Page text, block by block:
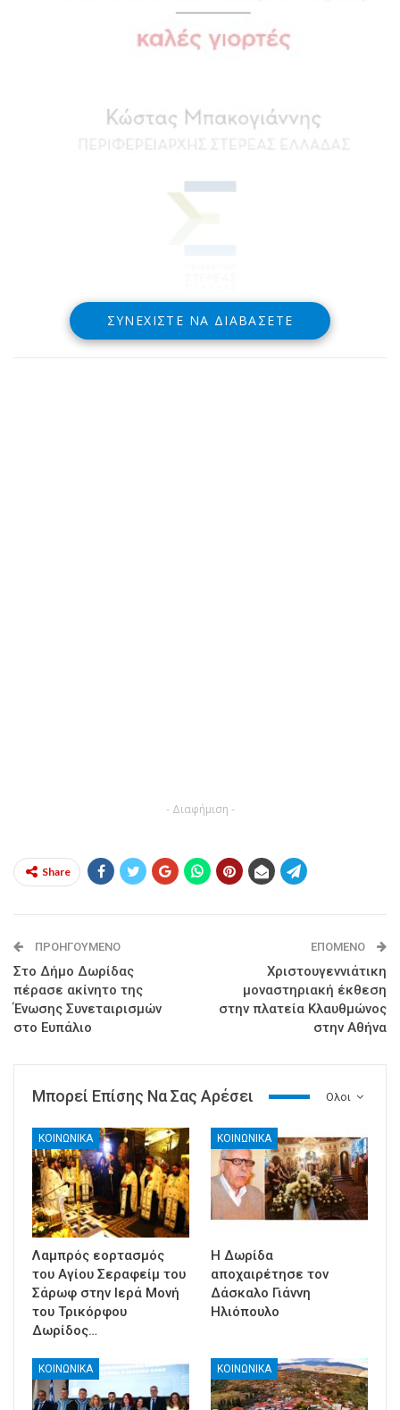
ΣΥΝΕΧΊΣΤΕ ΝΑ ΔΙΑΒΆΣΕΤΕ
- Διαφήμιση -
Share
ΠΡΟΗΓΟΎΜΕΝΟ
Στο Δήμο Δωρίδας
πέρασε ακίνητο της
Ένωσης Συνεταιρισμών
στο Ευπάλιο
ΕΠΌΜΕΝΟ
Χριστουγεννιάτικη
μοναστηριακή έκθεση
στην πλατεία Κλαυθμώνος
στην Αθήνα
Ολοι
Μπορεί Επίσης Να Σας Αρέσει
ΚΟΙΝΩΝΙΚΑ
Λαμπρός εορτασμός
του Αγίου Σεραφείμ του
Σάρωφ στην Ιερά Μονή
του Τρικόρφου
Δωρίδος…
ΚΟΙΝΩΝΙΚΑ
Η Δωρίδα
αποχαιρέτησε τον
Δάσκαλο Γιάννη
Ηλιόπουλο
ΚΟΙΝΩΝΙΚΑ ΚΟΙΝΩΝΙΚΑ